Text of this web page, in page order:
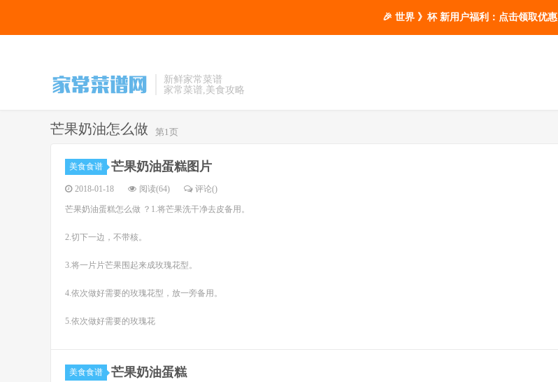
新鲜家常菜谱
家常菜谱,美食攻略
芒果奶油怎么做 第1页
美食食谱 芒果奶油蛋糕图片
2018-01-18 阅读(64) 评论()
芒果奶油蛋糕怎么做 ？1.将芒果洗干净去皮备用。
2.切下一边，不带核。
3.将一片片芒果围起来成玫瑰花型。
4.依次做好需要的玫瑰花型，放一旁备用。
5.依次做好需要的玫瑰花
美食食谱 芒果奶油蛋糕
🎉 世界 》杯 新用户福利：点击领取优惠